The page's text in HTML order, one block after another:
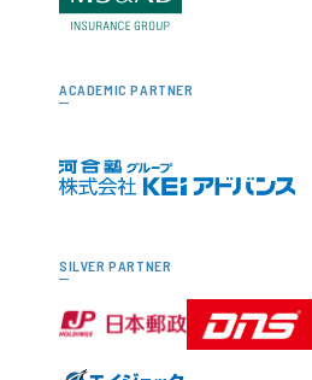
ACADEMIC PARTNER
SILVER PARTNER